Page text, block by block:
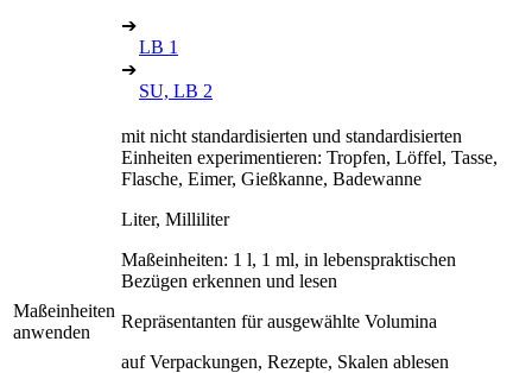
➔
LB 1
➔
SU, LB 2
Maßeinheiten
anwenden
mit nicht standardisierten und standardisierten
Einheiten experimentieren: Tropfen, Löffel, Tasse,
Flasche, Eimer, Gießkanne, Badewanne
Liter, Milliliter
Maßeinheiten: 1 l, 1 ml, in lebenspraktischen
Bezügen erkennen und lesen
Repräsentanten für ausgewählte Volumina
auf Verpackungen, Rezepte, Skalen ablesen